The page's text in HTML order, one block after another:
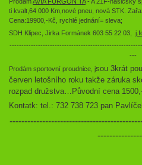
ti kvalt,64 000 Km,nové pneu, nová STK.
Cena:19900,-Kč, rychlé jednání= sleva;
SDH Klipec, Jirka Formánek 603 55 22 03,
---
Prodám sportovní proudnice, jsou 3krát
červen letošního roku takže záruka
rozpad družstva…Původní cena
Kontatk: tel.: 732 738 723 pan